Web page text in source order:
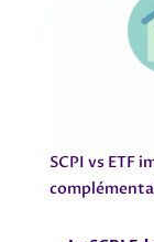
SCPI vs ETF